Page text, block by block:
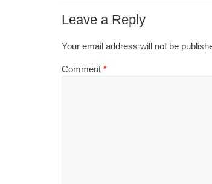
Leave a Reply
Your email address will not be
Comment *